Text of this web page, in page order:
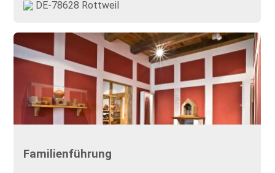
DE-78628 Rottweil
Familienführung